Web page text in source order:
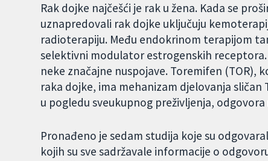
Rak dojke najčešći je rak u žena. Kada se
uznapredovali rak dojke uključuju
radioterapiju. Među endokrinom terapijom
selektivni modulator estrogenskih
neke značajne nuspojave. Toremifen
raka dojke, ima mehanizam djelovanja sličan
u pogledu sveukupnog preživljenja,
Pronađeno je sedam studija koje su
kojih su sve sadržavale informacije o